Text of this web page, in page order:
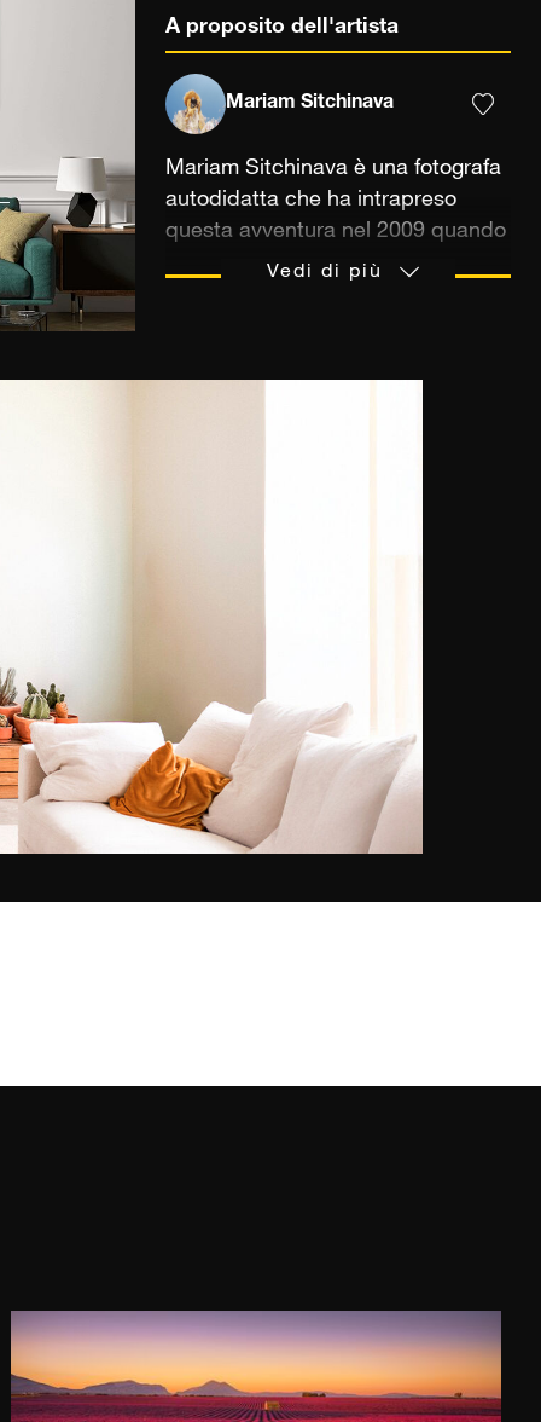
A proposito dell'artista
Mariam Sitchinava
Mariam Sitchinava è una fotografa
autodidatta che ha intrapreso
questa avventura nel 2009 quando
ha ricevuto in regalo la sua prima
Riconosciuta rapidamente, a soli
tre mesi dall'inizio del suo viaggio
fotografico, Mariam ha collaborato
con marchi di fama mondiale e ha
mostrato il suo lavoro in mostre e
Mariam vuole spingersi oltre i
Le foto di Mariam sono state
esposte in molti paesi,
affascinando il pubblico di tutto il
Vedi di più